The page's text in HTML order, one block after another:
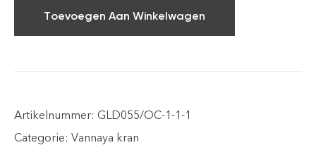
Toevoegen Aan Winkelwagen
Artikelnummer: GLD055/OC-1-1-1
Categorie: Vannaya kran